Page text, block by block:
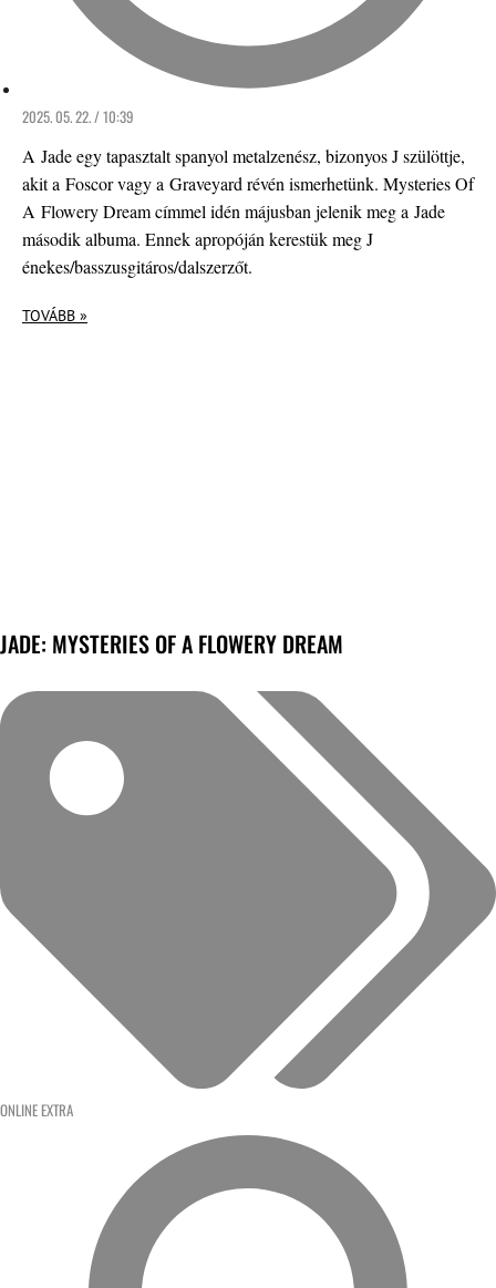
2025. 05. 22. / 10:39
A Jade egy tapasztalt spanyol metalzenész, bizonyos J szülöttje,
akit a Foscor vagy a Graveyard révén ismerhetünk. Mysteries Of
A Flowery Dream címmel idén májusban jelenik meg a Jade
második albuma. Ennek apropóján kerestük meg J
énekes/basszusgitáros/dalszerzőt.
TOVÁBB »
JADE: MYSTERIES OF A FLOWERY DREAM
ONLINE EXTRA